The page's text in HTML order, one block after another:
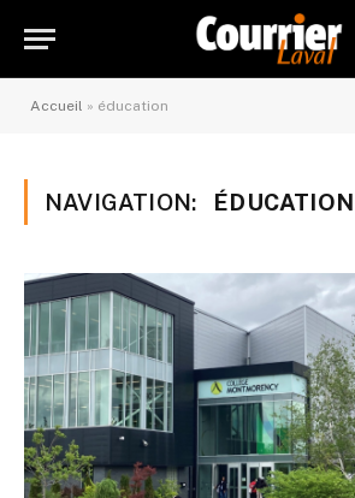
Accueil » éducation
NAVIGATION: ÉDUCATION